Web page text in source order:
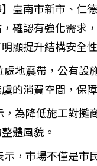
臺南市新市、仁
確認有強化需求
顯提升結構安全
地震帶，公有設
的消費空間，保
為降低施工對攤
體風貌。
，市場不僅是市